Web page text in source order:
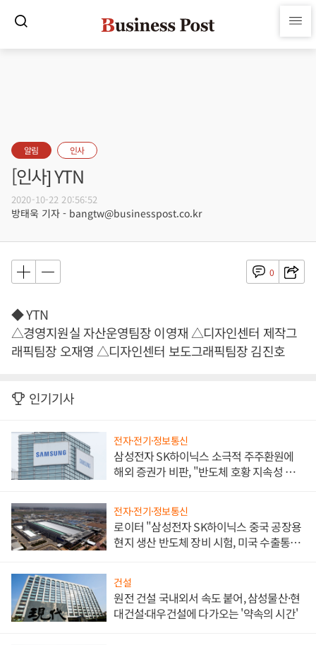
알림 인사
[인사] YTN
2020-10-22 20:56:52
방태욱 기자 - bangtw@businesspost.co.kr
0
◆ YTN
△경영지원실 자산운영팀장 이영재 △디자인센터 제작그
래픽팀장 오재영 △디자인센터 보도그래픽팀장 김진호
인기기사
전자·전기·정보통신
삼성전자 SK하이닉스 소극적 주주환원에
해외 증권가 비판, "반도체 호황 지속성 의
전자·전기·정보통신
로이터 "삼성전자 SK하이닉스 중국 공장용
현지 생산 반도체 장비 시험, 미국 수출통제
건설
원전 건설 국내외서 속도 붙어, 삼성물산·현
대건설·대우건설에 다가오는 '약속의 시간'